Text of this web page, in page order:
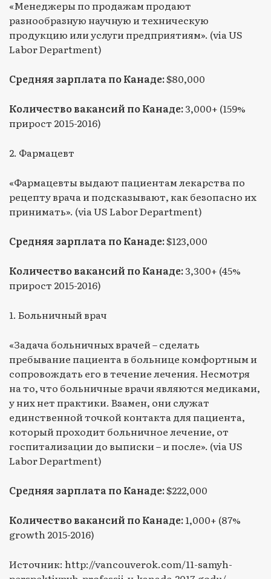
«Менеджеры по продажам продают
разнообразную научную и техническую
продукцию или услуги предприятиям». (via US
Labor Department)
Средняя зарплата по Канаде:$80,000
Количество вакансий по Канаде:3,000+ (159%
прирост 2015-2016)
2. Фармацевт
«Фармацевты выдают пациентам лекарства по
рецепту врача и подсказывают, как безопасно их
принимать». (via US Labor Department)
Средняя зарплата по Канаде:$123,000
Количество вакансий по Канаде:3,300+ (45%
прирост 2015-2016)
1. Больничный врач
«Задача больничных врачей – сделать
пребывание пациента в больнице комфортным и
сопровождать его в течение лечения. Несмотря
на то, что больничные врачи являются медиками,
у них нет практики. Взамен, они служат
единственной точкой контакта для пациента,
который проходит больничное лечение, от
госпитализации до выписки – и после». (via US
Labor Department)
Средняя зарплата по Канаде:$222,000
Количество вакансий по Канаде:1,000+ (87%
growth 2015-2016)
Источник: http://vancouverok.com/11-samyh-